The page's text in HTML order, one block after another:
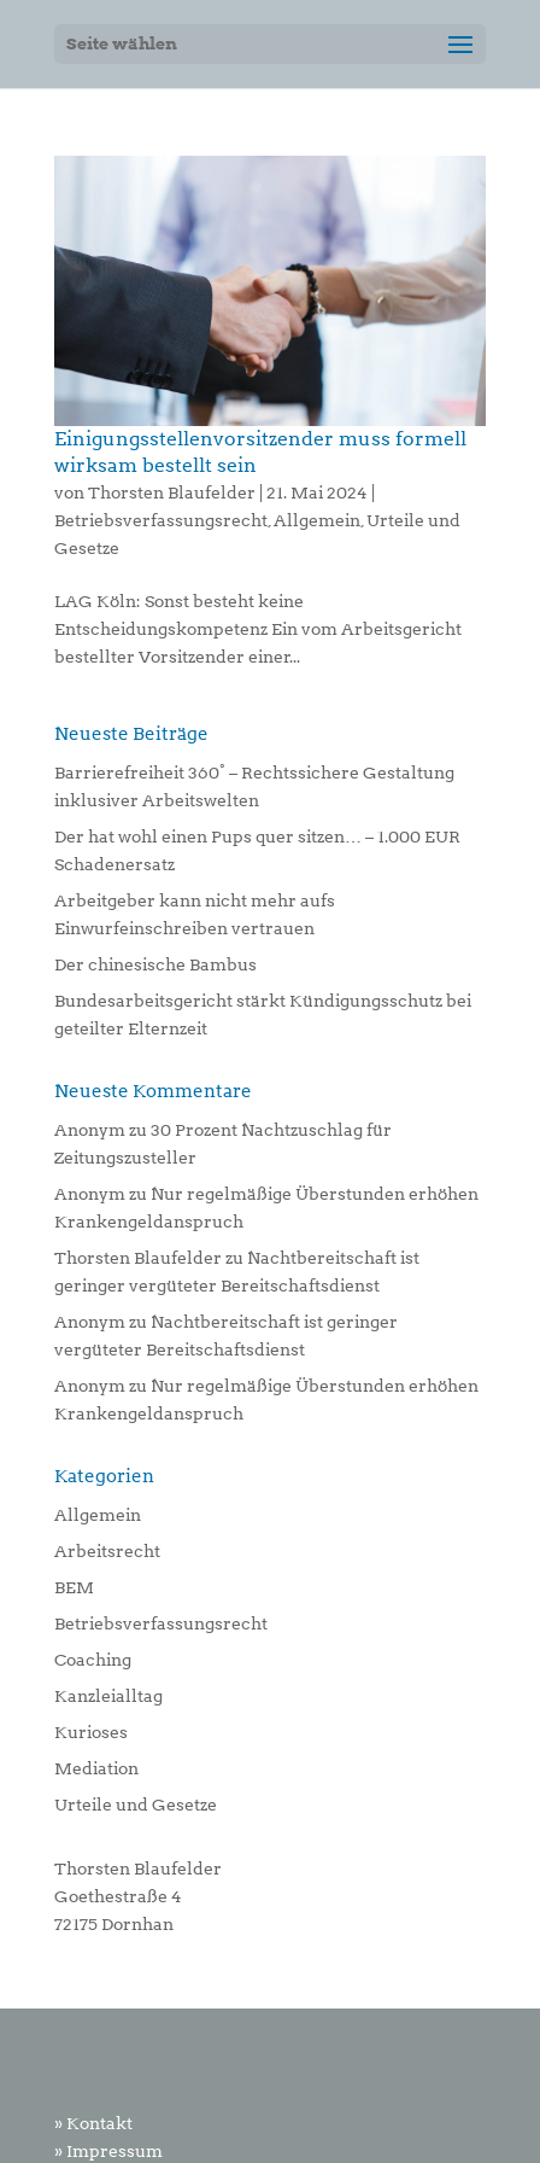
Seite wählen
Einigungsstellenvorsitzender muss formell
wirksam bestellt sein
von Thorsten Blaufelder 21. Mai 2024
Betriebsverfassungsrecht, Allgemein Urteile und
Gesetze
LAG Köln: Sonst besteht keine
Entscheidungskompetenz Ein vom Arbeitsgericht
bestellter Vorsitzender einer...
Neueste Beiträge
Barrierefreiheit 360° – Rechtssichere Gestaltung
inklusiver Arbeitswelten
Der hat wohl einen Pups quer sitzen… – 1.000 EUR
Schadenersatz
Arbeitgeber kann nicht mehr aufs
Einwurfeinschreiben vertrauen
Der chinesische Bambus
Bundesarbeitsgericht stärkt Kündigungsschutz bei
geteilter Elternzeit
Neueste Kommentare
Anonym zu 30 Prozent Nachtzuschlag für
Zeitungszusteller
Anonym zu Nur regelmäßige Überstunden erhöhen
Krankengeldanspruch
Thorsten Blaufelder zu Nachtbereitschaft ist
geringer vergüteter Bereitschaftsdienst
Anonym zu Nachtbereitschaft ist geringer
vergüteter Bereitschaftsdienst
Anonym zu Nur regelmäßige Überstunden erhöhen
Krankengeldanspruch
Kategorien
Allgemein
Arbeitsrecht
BEM
Betriebsverfassungsrecht
Coaching
Kanzleialltag
Kurioses
Mediation
Urteile und Gesetze
Thorsten Blaufelder
Goethestraße 4
72175 Dornhan
» Kontakt
» Impressum